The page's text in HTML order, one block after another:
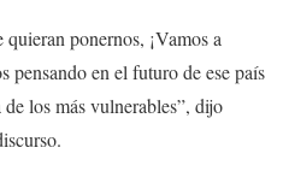
ponernos, ¡Vamos a
pensando en el futuro de ese país
los más vulnerables”, dijo